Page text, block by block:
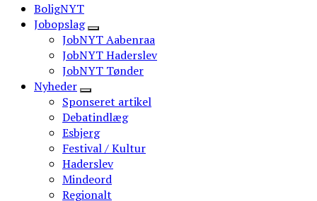
BoligNYT
Jobopslag
JobNYT Aabenraa
JobNYT Haderslev
JobNYT Tønder
Nyheder
Sponseret artikel
Debatindlæg
Esbjerg
Festival / Kultur
Haderslev
Mindeord
Regionalt